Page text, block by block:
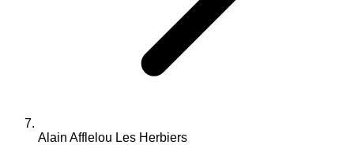
Alain Afflelou Les Herbiers